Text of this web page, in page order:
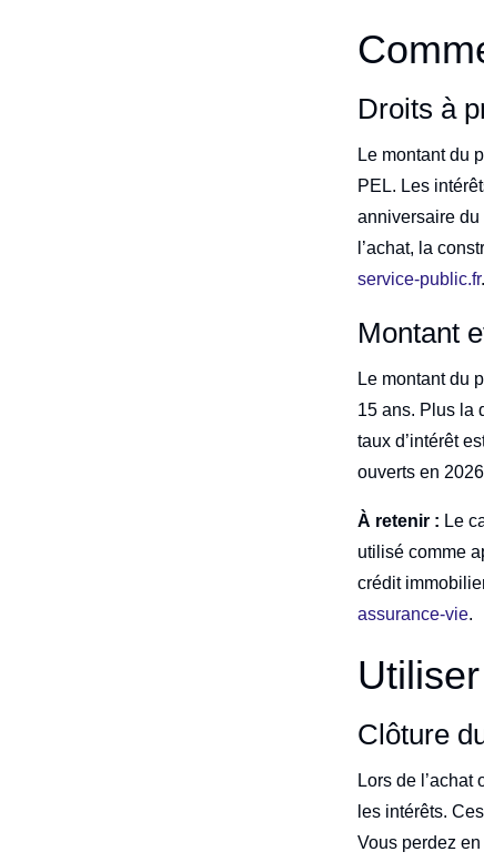
Droits à
Le montant du
PEL. Les
anniversaire
l’achat, la
service-public.fr.
Montant
Le montant du
15 ans. Plus la
taux d’intérêt
ouverts en
À retenir : Le
utilisé comme
crédit
assurance-vie.
Clôture
Lors de
les intérêts.
Vous perdez